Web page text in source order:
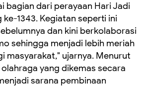
bagian dari perayaan Hari Jadi
ke-1343. Kegiatan seperti ini
dan kini berkolaborasi
sehingga menjadi lebih meriah
masyarakat," ujarnya. Menurut
yang dikemas secara
sarana pembinaan